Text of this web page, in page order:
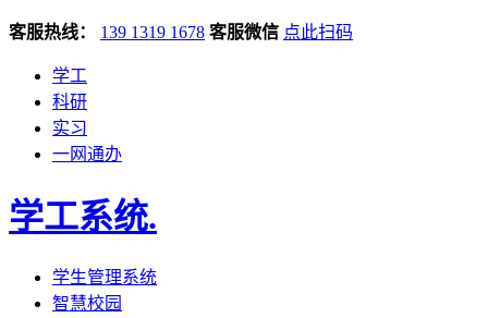
客服热线： 139 1319 1678 客服微信 点此扫码
学工
科研
实习
一网通办
学工系统.
学生管理系统
智慧校园